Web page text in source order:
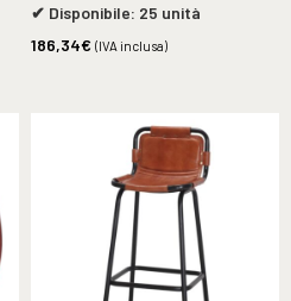
✔ Disponibile: 25 unità
186,34€ (IVA inclusa)